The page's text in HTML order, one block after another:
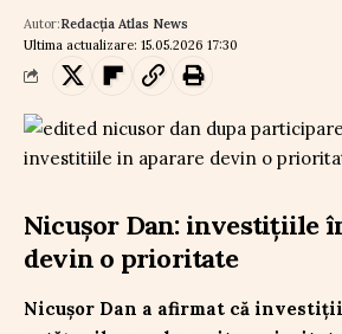
Ultima actualizare: 15.05.2026 17:30
Autor:Redacția Atlas News
Nicușor Dan: investițiile
devin o prioritate
Nicușor Dan a afirmat că